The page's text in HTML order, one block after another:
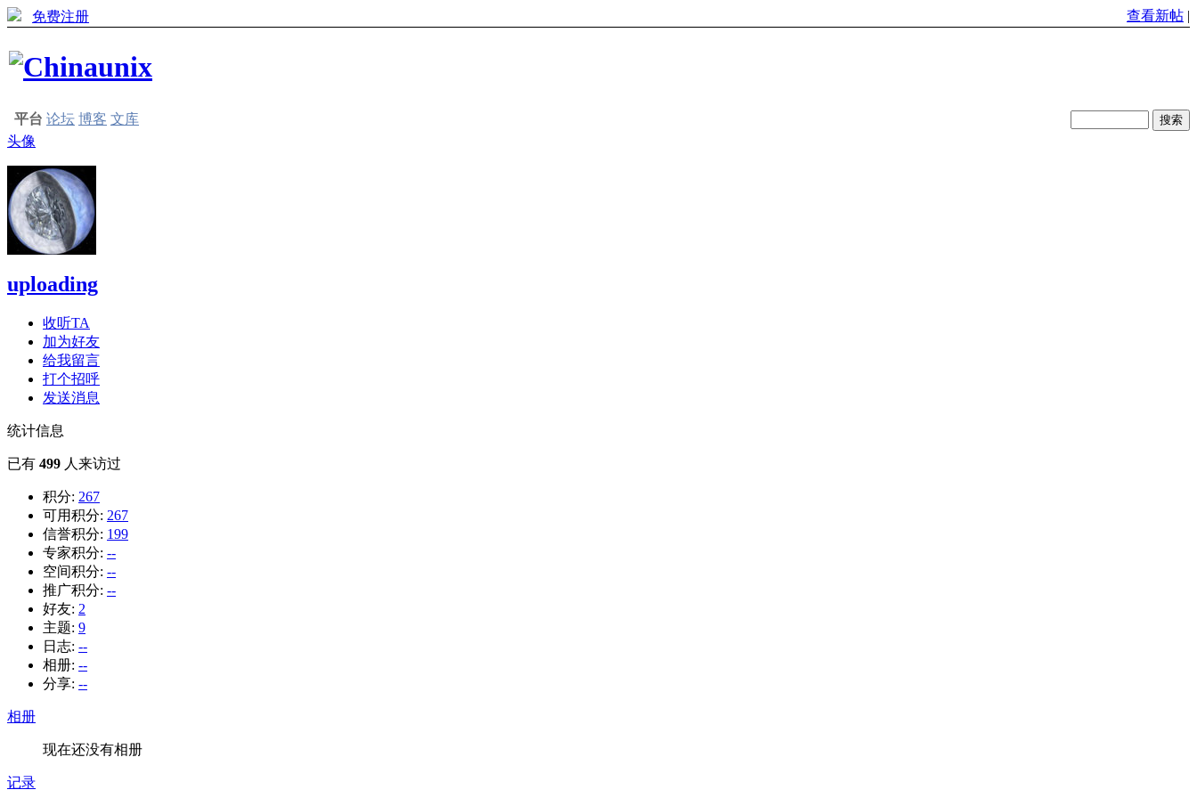
免费注册 查看新帖 |
平台 论坛 博客 文库
头像
uploading
收听TA
加为好友
给我留言
打个招呼
发送消息
统计信息
已有 499 人来访过
积分: 267
可用积分: 267
信誉积分: 199
专家积分: --
空间积分: --
推广积分: --
好友: 2
主题: 9
日志: --
相册: --
分享: --
相册
现在还没有相册
记录